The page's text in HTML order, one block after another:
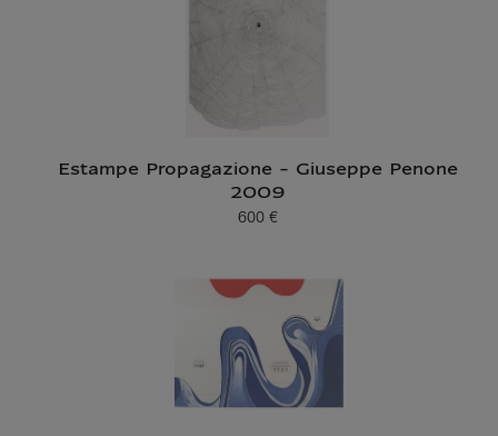
Estampe Propagazione - Giuseppe Penone
2009
Prix ​​actuel
600 €